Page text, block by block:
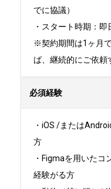
でに協議）
・スタート時期：即
※契約期間は1ヶ月
ば、継続的にご依頼
必須経験
・iOS /または
方
・Figmaを用いたコ
経験がる方